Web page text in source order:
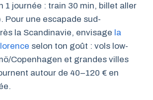
1 journée : train 30 min, billet aller
Pour une escapade sud-
la Scandinavie, envisage la
selon ton goût : vols low-
Copenhagen et grandes villes
autour de 40–120 € en